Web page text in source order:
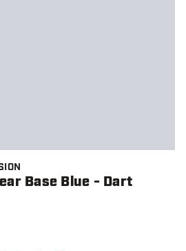
Base Blue - Dart